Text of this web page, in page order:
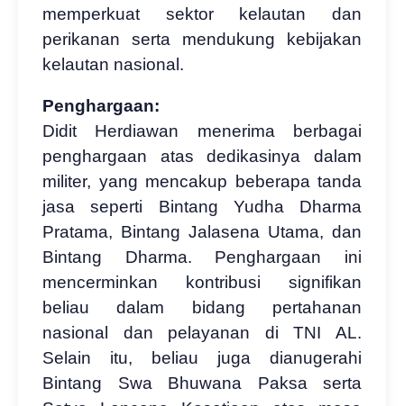
memperkuat sektor kelautan dan
perikanan serta mendukung kebijakan
kelautan nasional.
Penghargaan:
Didit Herdiawan menerima berbagai
penghargaan atas dedikasinya dalam
militer, yang mencakup beberapa tanda
jasa seperti Bintang Yudha Dharma
Pratama, Bintang Jalasena Utama, dan
Bintang Dharma. Penghargaan ini
mencerminkan kontribusi signifikan
beliau dalam bidang pertahanan
nasional dan pelayanan di TNI AL.
Selain itu, beliau juga dianugerahi
Bintang Swa Bhuwana Paksa serta